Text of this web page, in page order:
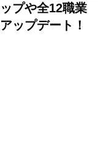
プや全12職業
ップデート！